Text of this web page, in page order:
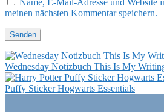
meinen nächsten Kommentar speichern.
Wednesday Notizbuch This Is My
Puffy Sticker Hogwarts Essentials